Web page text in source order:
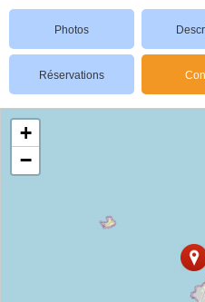
Photos
Réservations
+
−